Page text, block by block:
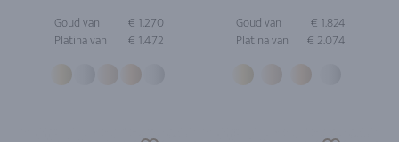
Goud van
€ 1.270
Platina van
€ 1.472
Goud van
€ 1.824
Platina van
€ 2.074